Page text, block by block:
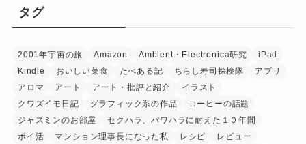
タグ
2001年宇宙の旅 Amazon Ambient・Electronica研究
iPad
Kindle
おいしい菜食 たべある記 ちらし寿司探検隊
アプリ
アロマ
アート アート・批評と紹介
イラスト
クワズイモ日記
グラフィック系の作品
コーヒーの話題
ジャスミンのお部屋
セクハラ、パワハラに耐えた１０年間
ポイ活
マンション理事長になった私 レシピ
レビュー